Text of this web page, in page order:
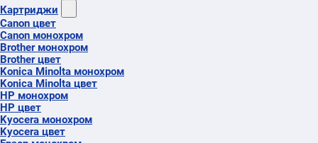
Картриджи
Canon цвет
Canon монохром
Brother монохром
Brother цвет
Konica Minolta монохром
Konica Minolta цвет
HP монохром
HP цвет
Kyocera монохром
Kyocera цвет